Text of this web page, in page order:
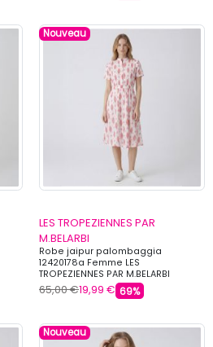
Nouveau
LES TROPEZIENNES PAR
M.BELARBI
Robe jaipur palombaggia
12420178a Femme LES
TROPEZIENNES PAR M.BELARBI
65,00 €19,99 € 69%
Nouveau